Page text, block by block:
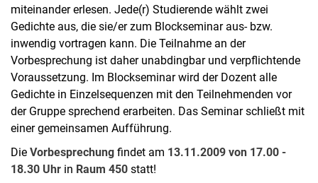
miteinander erlesen. Jede(r) Studierende wählt zwei
Gedichte aus, die sie/er zum Blockseminar aus- bzw.
inwendig vortragen kann. Die Teilnahme an der
Vorbesprechung ist daher unabdingbar und verpflichtende
Voraussetzung. Im Blockseminar wird der Dozent alle
Gedichte in Einzelsequenzen mit den Teilnehmenden vor
der Gruppe sprechend erarbeiten. Das Seminar schließt mit
einer gemeinsamen Aufführung.
Die Vorbesprechung findet am 13.11.2009 von 17.00 -
18.30 Uhr in Raum 450 statt!